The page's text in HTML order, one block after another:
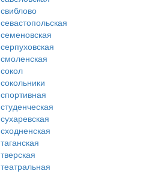
свиблово
севастопольская
семеновская
серпуховская
смоленская
сокол
сокольники
спортивная
студенческая
сухаревская
сходненская
таганская
тверская
театральная